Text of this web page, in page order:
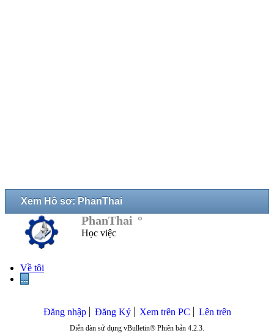
Xem Hồ sơ: PhanThai
PhanThai
Học việc
Về tôi
...
Đăng nhập Đăng Ký Xem trên PC Lên trên
Diễn đàn sử dụng vBulletin® Phiên bản 4.2.3.